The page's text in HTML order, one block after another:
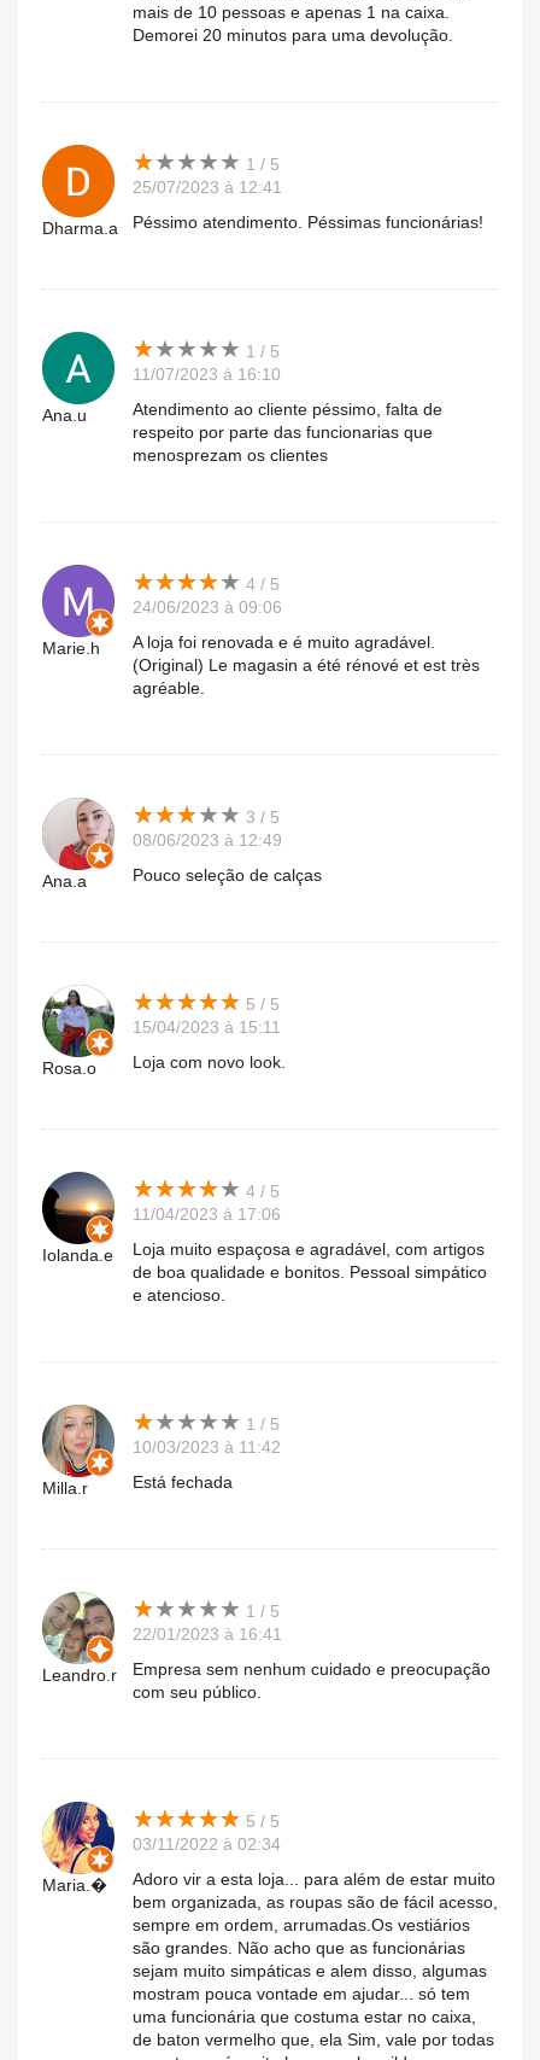
mais de 10 pessoas e apenas 1 na caixa.
Demorei 20 minutos para uma devolução.
Dharma.a
★★★★★
★★★★★ 1 / 5
25/07/2023 à 12:41
Péssimo atendimento. Péssimas funcionárias!
Ana.u
★★★★★
★★★★★ 1 / 5
11/07/2023 à 16:10
Atendimento ao cliente péssimo, falta de
respeito por parte das funcionarias que
menosprezam os clientes
Marie.h
★★★★★
★★★★★ 4 / 5
24/06/2023 à 09:06
A loja foi renovada e é muito agradável.
(Original) Le magasin a été rénové et est très
agréable.
Ana.a
★★★★★
★★★★★ 3 / 5
08/06/2023 à 12:49
Pouco seleção de calças
Rosa.o
★★★★★
★★★★★ 5 / 5
15/04/2023 à 15:11
Loja com novo look.
Iolanda.e
★★★★★
★★★★★ 4 / 5
11/04/2023 à 17:06
Loja muito espaçosa e agradável, com artigos
de boa qualidade e bonitos. Pessoal simpático
e atencioso.
Milla.r
★★★★★
★★★★★ 1 / 5
10/03/2023 à 11:42
Está fechada
Leandro.r
★★★★★
★★★★★ 1 / 5
22/01/2023 à 16:41
Empresa sem nenhum cuidado e preocupação
com seu público.
Maria.�
★★★★★
★★★★★ 5 / 5
03/11/2022 à 02:34
Adoro vir a esta loja... para além de estar muito
bem organizada, as roupas são de fácil acesso,
sempre em ordem, arrumadas.Os vestiários
são grandes. Não acho que as funcionárias
sejam muito simpáticas e alem disso, algumas
mostram pouca vontade em ajudar... só tem
uma funcionária que costuma estar no caixa,
de baton vermelho que, ela Sim, vale por todas